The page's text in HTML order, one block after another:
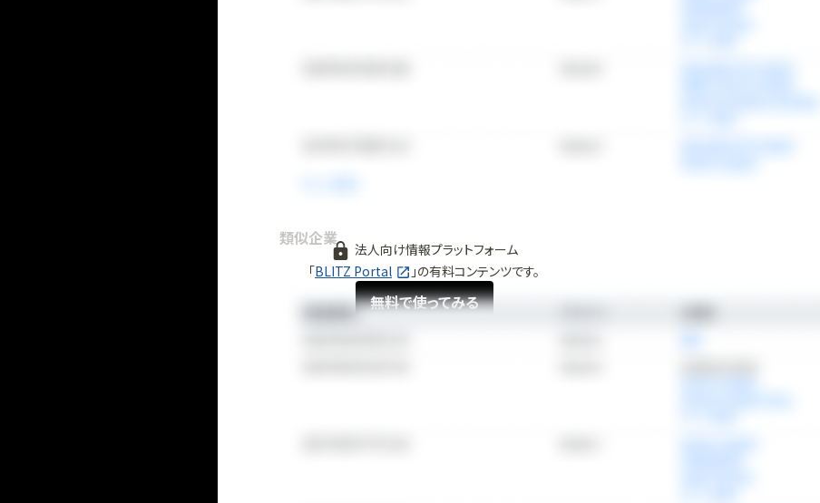
法人向け情報プラットフォーム
「BLITZ Portal 」の有料コンテンツです。
無料で使ってみる
類似企業